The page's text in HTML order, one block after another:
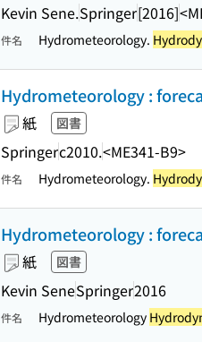
Kevin Sene.Springer[2016]
件名 Hydrometeorology.
Hydrometeorology :
紙 図書
Springerc2010.<ME341-B9>
件名 Hydrometeorology.
Hydrometeorology :
紙 図書
Kevin SeneSpringer2016
件名 Hydrometeorology